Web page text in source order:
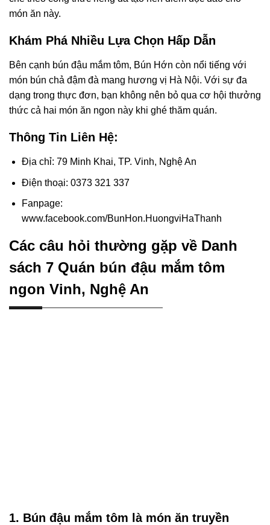
món ăn này.
Khám Phá Nhiều Lựa Chọn Hấp Dẫn
Bên cạnh bún đậu mắm tôm, Bún Hớn còn nổi tiếng với
món bún chả đậm đà mang hương vị Hà Nội. Với sự đa
dạng trong thực đơn, bạn không nên bỏ qua cơ hội thưởng
thức cả hai món ăn ngon này khi ghé thăm quán.
Thông Tin Liên Hệ:
Địa chỉ: 79 Minh Khai, TP. Vinh, Nghệ An
Điện thoại: 0373 321 337
Fanpage:
www.facebook.com/BunHon.HuongviHaThanh
Các câu hỏi thường gặp về Danh
sách 7 Quán bún đậu mắm tôm
ngon Vinh, Nghệ An
1. Bún đậu mắm tôm là món ăn truyền